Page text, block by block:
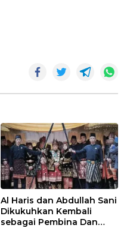
Al Haris dan Abdullah Sani
Dikukuhkan Kembali
sebagai Pembina Dan